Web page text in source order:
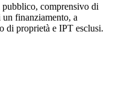
comprensivo di
finanziamento, a
di proprietà e IPT esclusi.